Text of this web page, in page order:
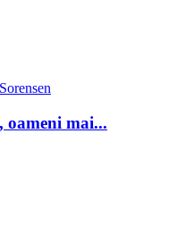
oameni mai...